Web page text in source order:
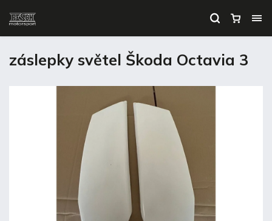
záslepky světel Škoda Octavia 3